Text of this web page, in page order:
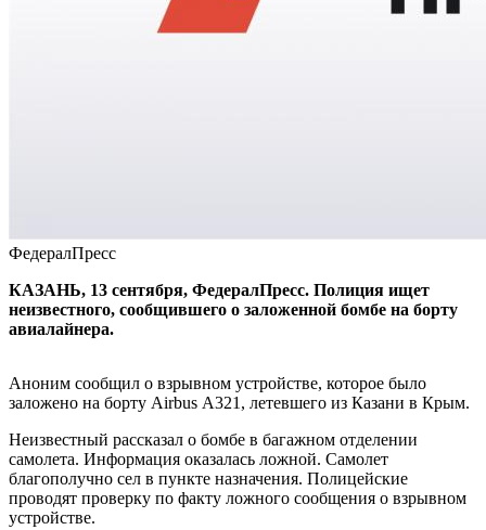
ФедералПресс
КАЗАНЬ, 13 сентября, ФедералПресс. Полиция ищет
неизвестного, сообщившего о заложенной бомбе на борту
авиалайнера.
Аноним сообщил о взрывном устройстве, которое было
заложено на борту Airbus А321, летевшего из Казани в Крым.
Неизвестный рассказал о бомбе в багажном отделении
самолета. Информация оказалась ложной. Самолет
благополучно сел в пункте назначения. Полицейские
проводят проверку по факту ложного сообщения о взрывном
устройстве.